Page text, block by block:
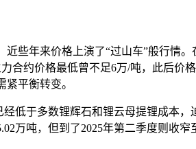
些年来价格上演了“过山车”般行情
合约价格最低曾不足6万/吨，此后
平衡转变。
低于多数锂辉石和锂云母提锂成本
万吨，但到了2025年第二季度则收